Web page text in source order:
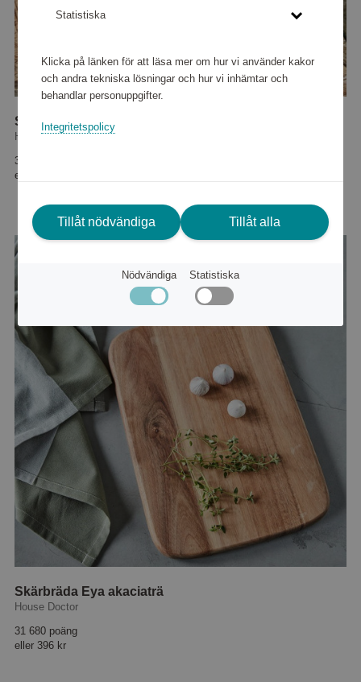
Skärbräda Eya Nature
House Doctor
34 400 poäng
eller
Skärbräda Eya akaciaträ
House Doctor
31 680 poäng
eller 396 kr
Statistiska
Klicka på länken för att läsa mer om hur vi använder kakor
och andra tekniska lösningar och hur vi inhämtar och
behandlar personuppgifter.
Integritetspolicy
Tillåt nödvändiga Tillåt alla
Nödvändiga Statistiska